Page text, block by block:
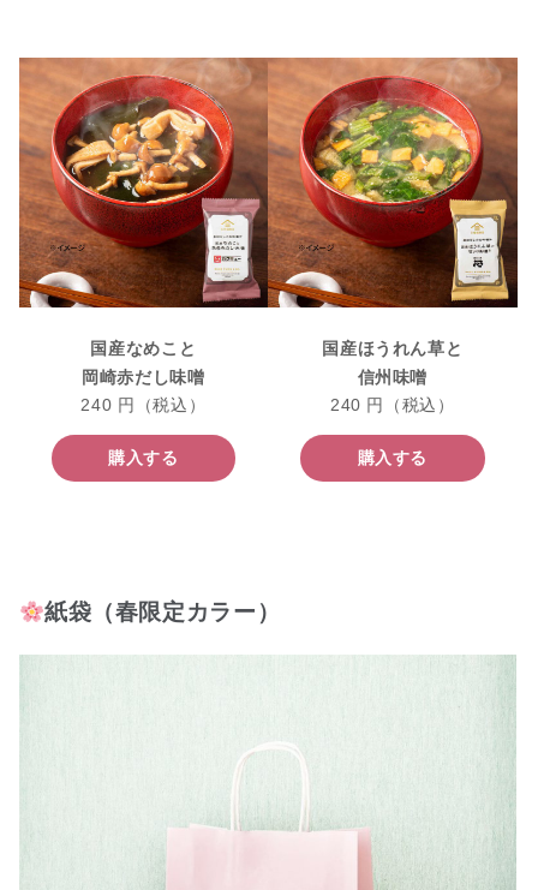
国産なめこと
岡崎赤だし味噌
240 円（税込）
購入する
国産ほうれん草と
信州味噌
240 円（税込）
購入する
紙袋（春限定カラー）